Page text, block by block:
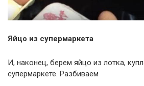
Яйцо из супермаркета
И, наконец, берем яйцо из лотка,
супермаркете. Разбиваем